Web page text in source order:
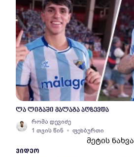
ლა ლიგაში მალაგა აღზევდა
რომა დევიძე
1 თვის წინ
ფეხბურთი
მეტის ნახვა
ᲕᲘᲓᲔᲝ